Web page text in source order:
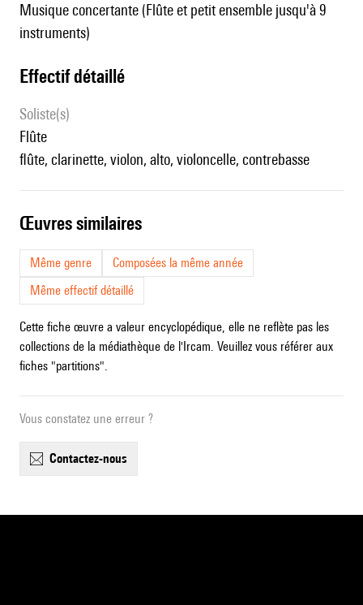
Musique concertante (Flûte et petit ensemble jusqu'à 9
instruments)
effectif détaillé
Soliste(s)
flûte
flûte, clarinette, violon, alto, violoncelle, contrebasse
œuvres similaires
Même genre
Composées la même année
Même effectif détaillé
Cette fiche œuvre a valeur encyclopédique, elle ne reflète pas les
collections de la médiathèque de l'Ircam. Veuillez vous référer aux
fiches "partitions".
Vous constatez une erreur ?
contactez-nous